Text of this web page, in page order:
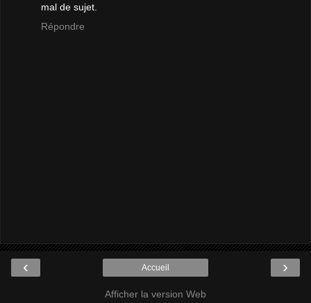
mal de sujet.
Répondre
‹ ›
Accueil
Afficher la version Web